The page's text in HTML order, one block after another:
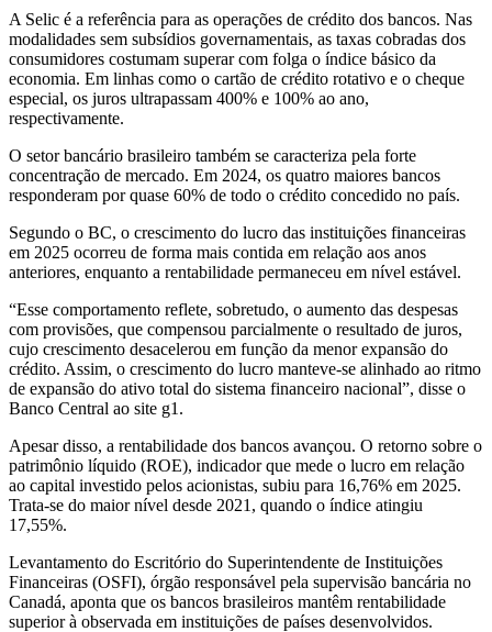
A Selic é a referência para as operações de crédito dos bancos. Nas
modalidades sem subsídios governamentais, as taxas cobradas dos
consumidores costumam superar com folga o índice básico da
economia. Em linhas como o cartão de crédito rotativo e o cheque
especial, os juros ultrapassam 400% e 100% ao ano,
respectivamente.
O setor bancário brasileiro também se caracteriza pela forte
concentração de mercado. Em 2024, os quatro maiores bancos
responderam por quase 60% de todo o crédito concedido no país.
Segundo o BC, o crescimento do lucro das instituições financeiras
em 2025 ocorreu de forma mais contida em relação aos anos
anteriores, enquanto a rentabilidade permaneceu em nível estável.
“Esse comportamento reflete, sobretudo, o aumento das despesas
com provisões, que compensou parcialmente o resultado de juros,
cujo crescimento desacelerou em função da menor expansão do
crédito. Assim, o crescimento do lucro manteve-se alinhado ao ritmo
de expansão do ativo total do sistema financeiro nacional”, disse o
Banco Central ao site g1.
Apesar disso, a rentabilidade dos bancos avançou. O retorno sobre o
patrimônio líquido (ROE), indicador que mede o lucro em relação
ao capital investido pelos acionistas, subiu para 16,76% em 2025.
Trata-se do maior nível desde 2021, quando o índice atingiu
17,55%.
Levantamento do Escritório do Superintendente de Instituições
Financeiras (OSFI), órgão responsável pela supervisão bancária no
Canadá, aponta que os bancos brasileiros mantêm rentabilidade
superior à observada em instituições de países desenvolvidos.